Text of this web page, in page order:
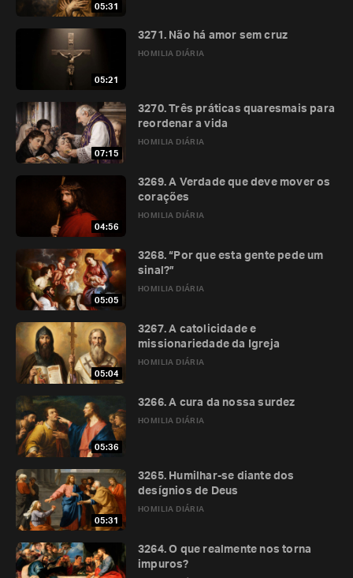
05:31
05:21
HOMILIA DIÁRIA
3271. Não há amor sem cruz
07:15
HOMILIA DIÁRIA
3270. Três práticas quaresmais para
reordenar a vida
04:56
HOMILIA DIÁRIA
3269. A Verdade que deve mover os
corações
05:05
HOMILIA DIÁRIA
3268. “Por que esta gente pede um
sinal?”
05:04
HOMILIA DIÁRIA
3267. A catolicidade e
missionariedade da Igreja
05:36
HOMILIA DIÁRIA
3266. A cura da nossa surdez
05:31
HOMILIA DIÁRIA
3265. Humilhar-se diante dos
desígnios de Deus
3264. O que realmente nos torna
impuros?